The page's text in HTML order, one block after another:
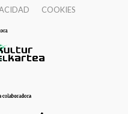
COOKIES